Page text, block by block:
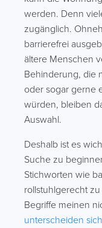
werden. Denn
zugänglich.
barrierefrei
ältere Menschen
Behinderung, die
oder sogar gerne
würden, bleiben
Auswahl.
Deshalb ist es
Suche zu
Stichworten wie
rollstuhlgerecht
Begriffe meinen
unterscheiden